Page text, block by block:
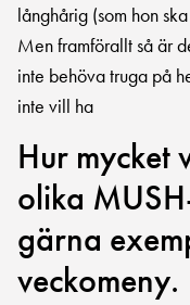
långhårig (som hon
Men framförallt så är
inte behöva truga på
inte vill ha
Hur mycket
olika
gärna
veckomeny.